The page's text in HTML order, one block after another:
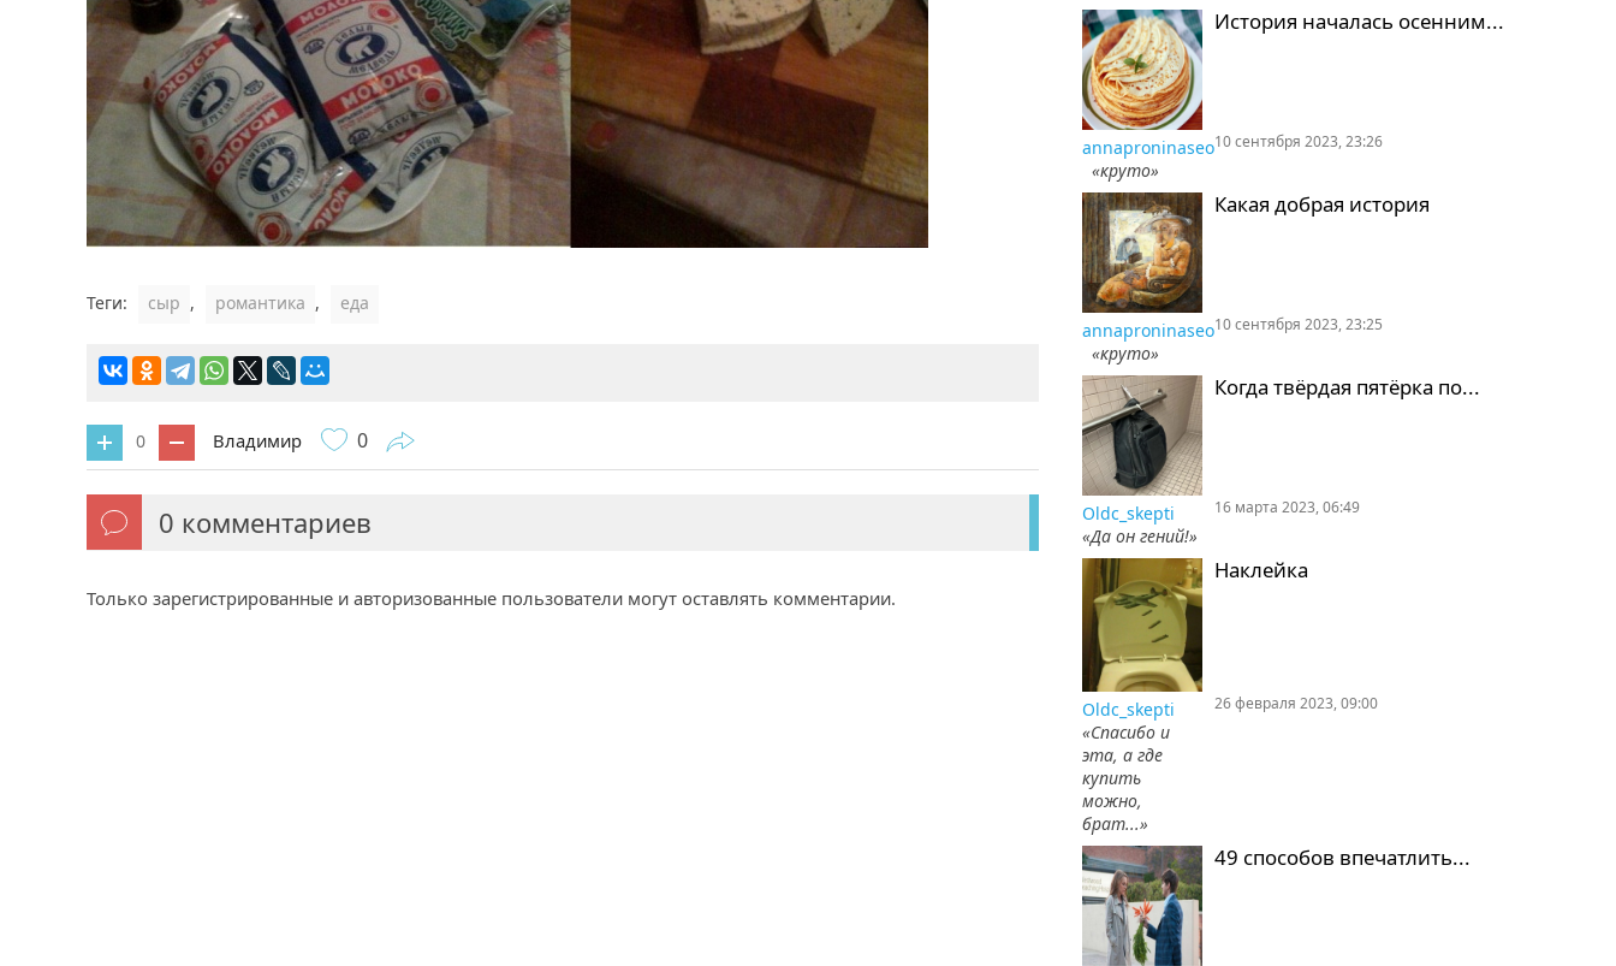
Теги: сыр , романтика , еда
0 Владимир 0
0 комментариев
Только зарегистрированные и авторизованные пользователи могут оставлять комментарии.
История началась осенним...
annaproninaseo
«круто»
10 сентября 2023, 23:26
Какая добрая история
annaproninaseo
«круто»
10 сентября 2023, 23:25
Когда твёрдая пятёрка по...
Oldc_skepti
«Да он гений!»
16 марта 2023, 06:49
Наклейка
Oldc_skepti
«Спасибо и
эта, а где
купить
можно,
брат...»
26 февраля 2023, 09:00
49 способов впечатлить...